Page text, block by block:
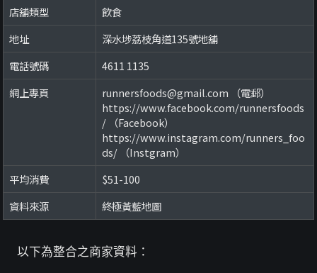
店舖類型
飲食
地址
深水埗荔枝角道135號地舖
電話號碼
4611 1135
網上專頁
runnersfoods@gmail.com （電郵）
https://www.facebook.com/runnersfoods
/ （Facebook）
https://www.instagram.com/runners_foo
ds/ （Instgram）
平均消費
$51-100
資料來源
終極黃藍地圖
以下為整合之商家資料：